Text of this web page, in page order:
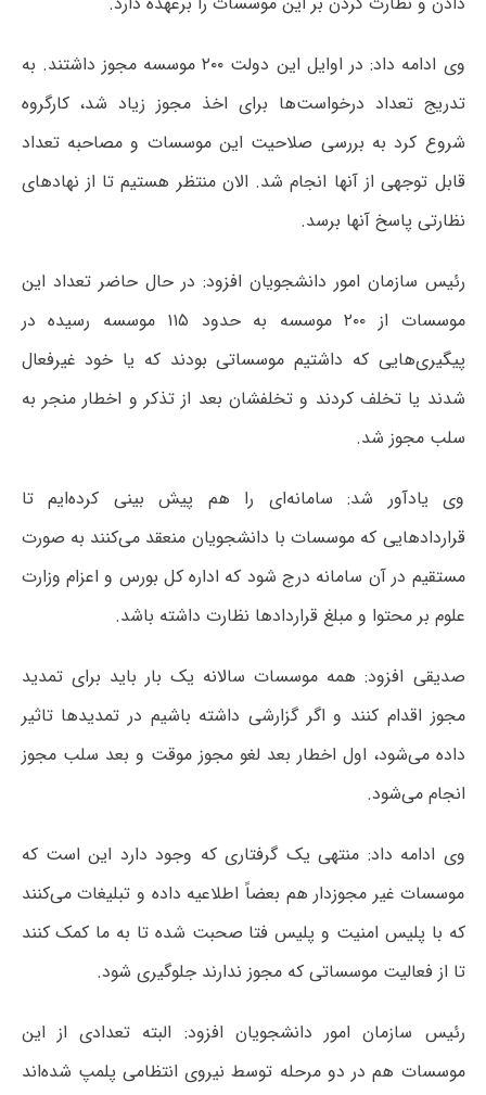
وی ادامه داد: در اوایل این دولت ۲۰۰ موسسه مجوز داشتند. به
تدریج تعداد درخواست‌ها برای اخذ مجوز زیاد شد، کارگروه
شروع کرد به بررسی صلاحیت این موسسات و مصاحبه تعداد
قابل توجهی از آنها انجام شد. الان منتظر هستیم تا از نهادهای
نظارتی پاسخ آنها برسد.
رئیس سازمان امور دانشجویان افزود: در حال حاضر تعداد این
موسسات از ۲۰۰ موسسه به حدود ۱۱۵ موسسه رسیده در
پیگیری‌هایی که داشتیم موسساتی بودند که یا خود غیرفعال
شدند یا تخلف کردند و تخلفشان بعد از تذکر و اخطار منجر به
سلب مجوز شد.
وی یادآور شد: سامانه‌ای را هم پیش بینی کرده‌ایم تا
قراردادهایی که موسسات با دانشجویان منعقد می‌کنند به صورت
مستقیم در آن سامانه درج شود که اداره کل بورس و اعزام وزارت
علوم بر محتوا و مبلغ قراردادها نظارت داشته باشد.
صدیقی افزود: همه موسسات سالانه یک بار باید برای تمدید
مجوز اقدام کنند و اگر گزارشی داشته باشیم در تمدیدها تاثیر
داده می‌شود، اول اخطار بعد لغو مجوز موقت و بعد سلب مجوز
انجام می‌شود.
وی ادامه داد: منتهی یک گرفتاری که وجود دارد این است که
موسسات غیر مجوزدار هم بعضاً اطلاعیه داده و تبلیغات می‌کنند
که با پلیس امنیت و پلیس فتا صحبت شده تا به ما کمک کنند
تا از فعالیت موسساتی که مجوز ندارند جلوگیری شود.
رئیس سازمان امور دانشجویان افزود: البته تعدادی از این
موسسات هم در دو مرحله توسط نیروی انتظامی پلمپ شده‌اند